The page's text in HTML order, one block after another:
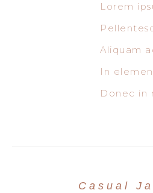
Lorem
Aliquam
In
Donec in
Casual